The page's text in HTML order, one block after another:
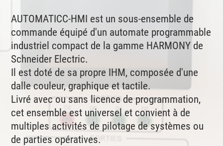
AUTOMATICC-HMI est un sous-ensemble de
commande équipé d'un automate programmable
industriel compact de la gamme HARMONY de
Schneider Electric.
Il est doté de sa propre IHM, composée d'une
dalle couleur, graphique et tactile.
Livré avec ou sans licence de programmation,
cet ensemble est universel et convient à de
multiples activités de pilotage de systèmes ou
de parties opératives.